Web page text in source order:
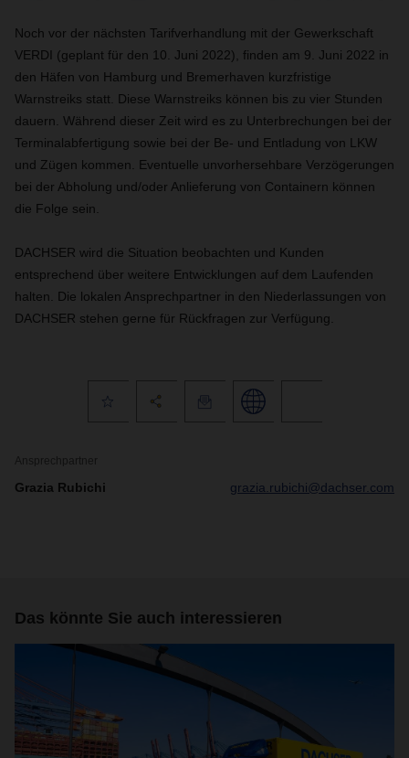
Noch vor der nächsten Tarifverhandlung mit der Gewerkschaft
VERDI (geplant für den 10. Juni 2022), finden am 9. Juni 2022 in
den Häfen von Hamburg und Bremerhaven kurzfristige
Warnstreiks statt. Diese Warnstreiks können bis zu vier Stunden
dauern. Während dieser Zeit wird es zu Unterbrechungen bei der
Terminalabfertigung sowie bei der Be- und Entladung von LKW
und Zügen kommen. Eventuelle unvorhersehbare Verzögerungen
bei der Abholung und/oder Anlieferung von Containern können
die Folge sein.
DACHSER wird die Situation beobachten und Kunden
entsprechend über weitere Entwicklungen auf dem Laufenden
halten. Die lokalen Ansprechpartner in den Niederlassungen von
DACHSER stehen gerne für Rückfragen zur Verfügung.
Ansprechpartner
Grazia Rubichi grazia.rubichi@dachser.com
Das könnte Sie auch interessieren